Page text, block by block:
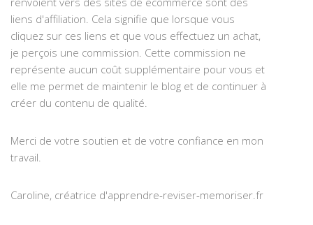
liens d'affiliation. Cela signifie que lorsque vous
cliquez sur ces liens et que vous effectuez un achat,
je perçois une commission. Cette commission ne
représente aucun coût supplémentaire pour vous et
elle me permet de maintenir le blog et de continuer à
créer du contenu de qualité.
Merci de votre soutien et de votre confiance en mon
travail.
Caroline, créatrice d'apprendre-reviser-memoriser.fr